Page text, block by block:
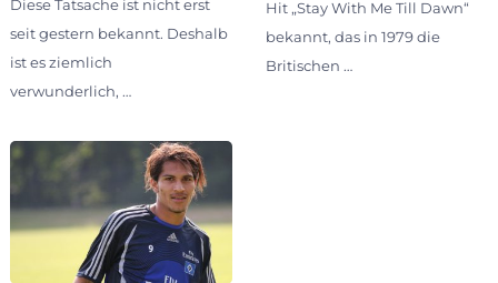
Diese Tatsache ist nicht erst
seit gestern bekannt. Deshalb
ist es ziemlich
verwunderlich, …
Hit „Stay With Me Till Dawn“
bekannt, das in 1979 die
Britischen …